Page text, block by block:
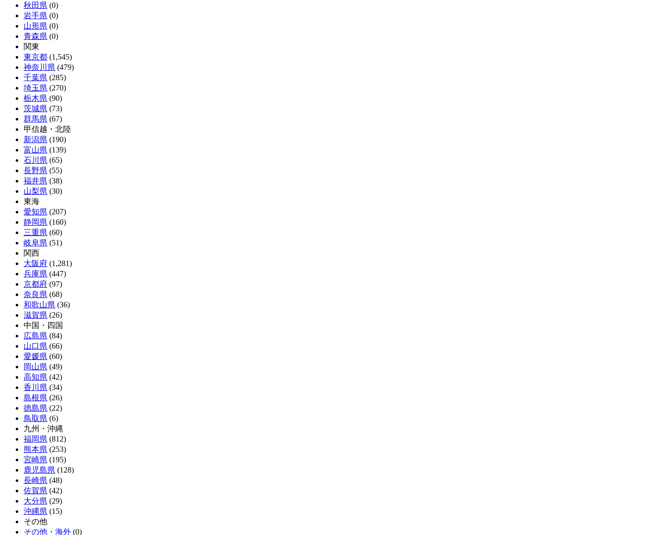
秋田県 (0)
岩手県 (0)
山形県 (0)
青森県 (0)
関東
東京都 (1,545)
神奈川県 (479)
千葉県 (285)
埼玉県 (270)
栃木県 (90)
茨城県 (73)
群馬県 (67)
甲信越・北陸
新潟県 (190)
富山県 (139)
石川県 (65)
長野県 (55)
福井県 (38)
山梨県 (30)
東海
愛知県 (207)
静岡県 (160)
三重県 (60)
岐阜県 (51)
関西
大阪府 (1,281)
兵庫県 (447)
京都府 (97)
奈良県 (68)
和歌山県 (36)
滋賀県 (26)
中国・四国
広島県 (84)
山口県 (66)
愛媛県 (60)
岡山県 (49)
高知県 (42)
香川県 (34)
島根県 (26)
徳島県 (22)
鳥取県 (6)
九州・沖縄
福岡県 (812)
熊本県 (253)
宮崎県 (195)
鹿児島県 (128)
長崎県 (48)
佐賀県 (42)
大分県 (29)
沖縄県 (15)
その他
その他・海外 (0)